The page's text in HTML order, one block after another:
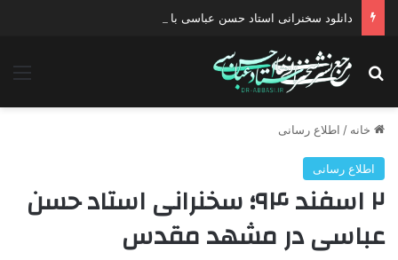
دانلود سخنرانی استاد حسن عباسی با موضوع چهار انتخاب ۱۴۰۰
جستجو برای
خانه / اطلاع رسانی
اطلاع رسانی
۲ اسفند ۹۴؛ سخنرانی استاد حسن
عباسی در مشهد مقدس